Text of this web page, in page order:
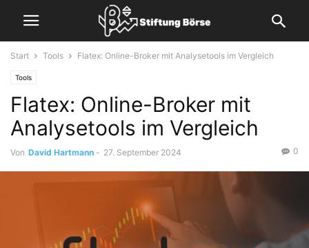
Start Tools Flatex: Online-Broker mit Analysetools im Vergleich
Tools
Flatex: Online-Broker mit
Analysetools im Vergleich
Von David Hartmann - 27. September 2024 0